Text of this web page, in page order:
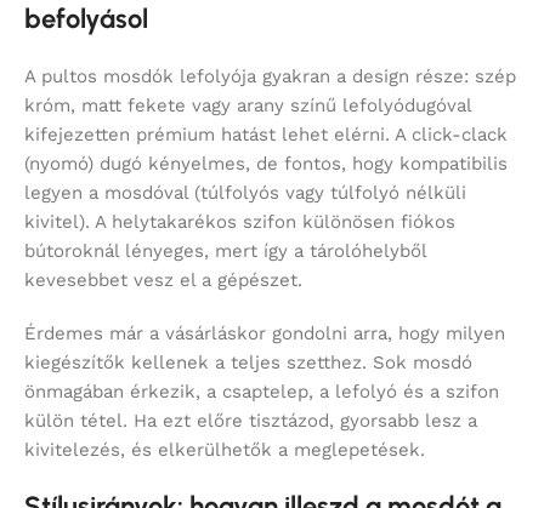
befolyásol
A pultos mosdók lefolyója gyakran a design része: szép
króm, matt fekete vagy arany színű lefolyódugóval
kifejezetten prémium hatást lehet elérni. A click-clack
(nyomó) dugó kényelmes, de fontos, hogy kompatibilis
legyen a mosdóval (túlfolyós vagy túlfolyó nélküli
kivitel). A helytakarékos szifon különösen fiókos
bútoroknál lényeges, mert így a tárolóhelyből
kevesebbet vesz el a gépészet.
Érdemes már a vásárláskor gondolni arra, hogy milyen
kiegészítők kellenek a teljes szetthez. Sok mosdó
önmagában érkezik, a csaptelep, a lefolyó és a szifon
külön tétel. Ha ezt előre tisztázod, gyorsabb lesz a
kivitelezés, és elkerülhetők a meglepetések.